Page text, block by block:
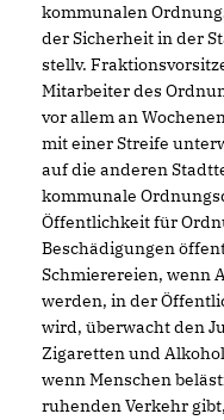
kommunalen
der Sicherheit in der
stellv.
Mitarbeiter des
vor allem an
mit einer Streife
auf die anderen
kommunale
Öffentlichkeit für
Beschädigungen
Schmierereien, wenn
werden, in der
wird, überwacht den
Zigaretten und
wenn Menschen
ruhenden Verkehr